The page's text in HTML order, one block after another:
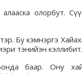
олорбут.
Бу кэмнэргэ
тэнийэн кэллибит.
баар. Ону